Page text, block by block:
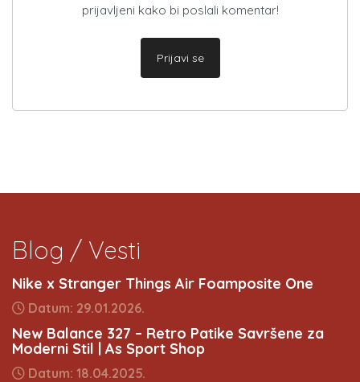
prijavljeni kako bi poslali komentar!
Prijavi se
Blog / Vesti
Nike x Stranger Things Air Foamposite One
Datum: 29.01.2026.
New Balance 327 – Retro Patike Savršene za
Moderni Stil | As Sport Shop
Datum: 18.04.2025.